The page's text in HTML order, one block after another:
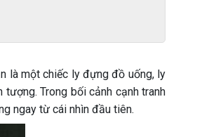
là một chiếc ly đựng đồ uống, ly
Trong bối cảnh cạnh tranh
ngay từ cái nhìn đầu tiên.